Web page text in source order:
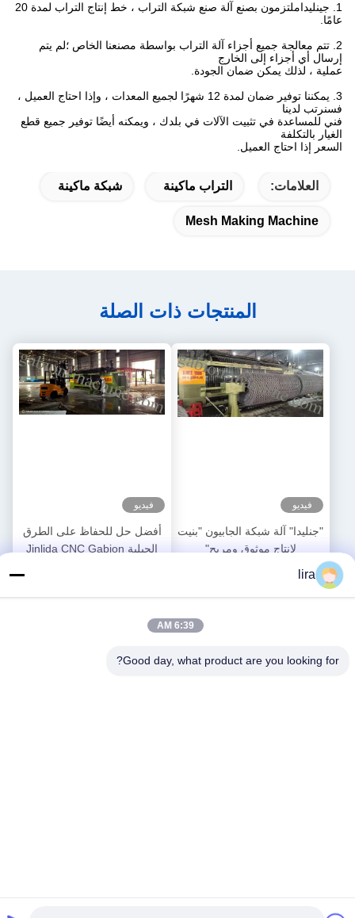
ملتزمون بصنع آلة صنع شبكة التراب ، خط إنتاج التراب لمدة 20
عامًا.
2. تتم معالجة جميع أجزاء آلة التراب بواسطة مصنعنا الخاص ؛لم يتم
إرسال أي أجزاء إلى الخارج
عملية ، لذلك يمكن ضمان الجودة.
3. يمكننا توفير ضمان لمدة 12 شهرًا لجميع المعدات ، وإذا احتاج العميل ،
فسنرتب لدينا
فني للمساعدة في تثبيت الآلات في بلدك ، ويمكنه أيضًا توفير جميع قطع
الغيار بالتكلفة
السعر إذا احتاج العميل.
العلامات: التراب ماكينة شبكة ماكينة
Mesh Making Machine
المنتجات ذات الصلة
فيديو
"جنليدا" آلة شبكة الجابيون "بنيت
لإنتاج موثوق ومربح"
احصل على أفضل سعر
فيديو
أفضل حل للحفاظ على الطرق
الجبلية Jinlida CNC Gabion
lira
6:39 AM
Good day, what product are you looking for?